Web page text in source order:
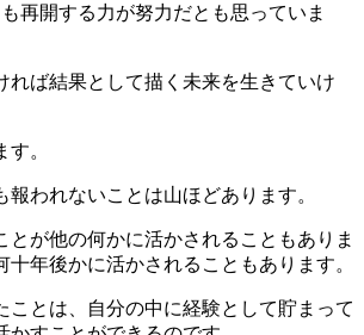
再開する力が努力だとも思っていま
れば結果として描く未来を生きていけ
。
報われないことは山ほどあります。
とが他の何かに活かされることもありま
十年後かに活かされることもあります。
ことは、自分の中に経験として貯まって